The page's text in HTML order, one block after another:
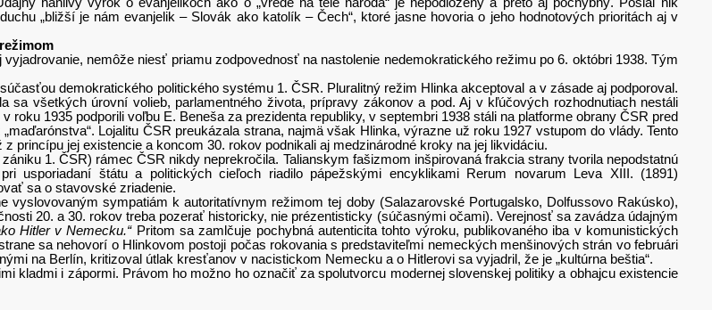
„bližší je nám evanjelik – Slovák ako katolík – Čech“, ktoré jasne hovoria o jeho hodnotových prioritách aj v
nemôže niesť priamu zodpovednosť na nastolenie nedemokratického režimu po 6. októbri 1938. Tým
demokratického politického systému 1. ČSR. Pluralitný režim Hlinka akceptoval a v zásade aj podporoval.
sa všetkých úrovní volieb, parlamentného života, prípravy zákonov a pod. Aj v kľúčových rozhodnutiach nestáli
roku 1935 podporili voľbu E. Beneša za prezidenta republiky, v septembri 1938 stáli na platforme obrany ČSR pred
Lojalitu ČSR preukázala strana, najmä však Hlinka, výrazne už roku 1927 vstupom do vlády. Tento
princípu jej existencie a koncom 30. rokov podnikali aj medzinárodné kroky na jej likvidáciu.
1. ČSR) rámec ČSR nikdy neprekročila. Talianskym fašizmom inšpirovaná frakcia strany tvorila nepodstatnú
usporiadaní štátu a politických cieľoch riadilo pápežskými encyklikami Rerum novarum Leva XIII. (1891)
sa o stavovské zriadenie.
sympatiám k autoritatívnym režimom tej doby (Salazarovské Portugalsko, Dolfussovo Rakúsko),
20. a 30. rokov treba pozerať historicky, nie prézentisticky (súčasnými očami). Verejnosť sa zavádza údajným
Hitler v Nemecku.“Pritom sa zamlčuje pochybná autenticita tohto výroku, publikovaného iba v komunistických
sa nehovorí o Hlinkovom postoji počas rokovania s predstaviteľmi nemeckých menšinových strán vo februári
na Berlín, kritizoval útlak kresťanov v nacistickom Nemecku a o Hitlerovi sa vyjadril, že je „kultúrna beštia“.
kladmi i zápormi. Právom ho možno ho označiť za spolutvorcu modernej slovenskej politiky a obhajcu existencie